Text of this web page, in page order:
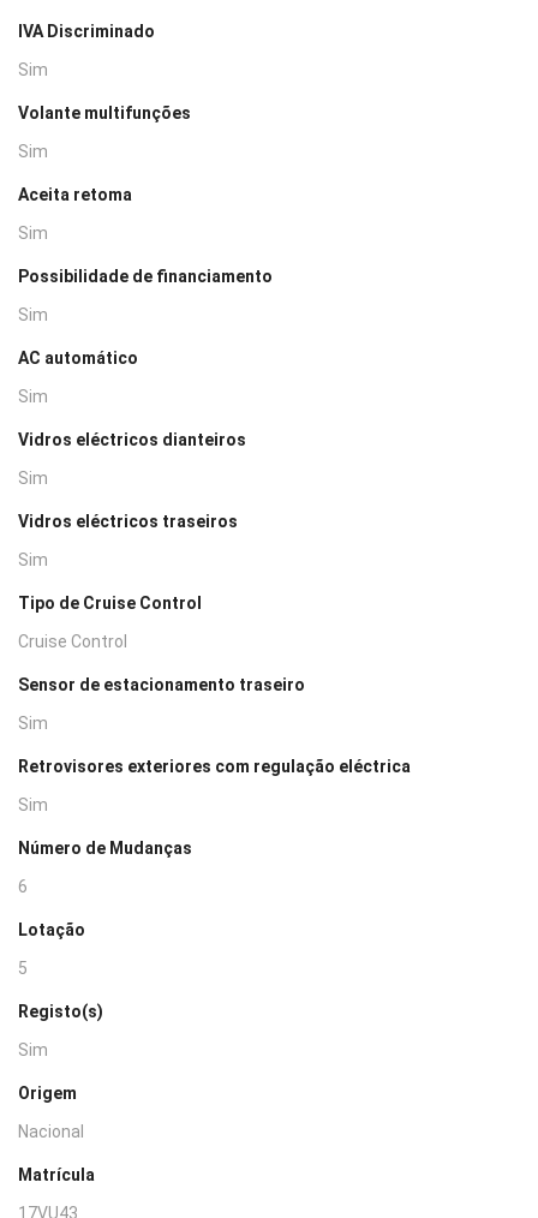
IVA Discriminado
Sim
Volante multifunções
Sim
Aceita retoma
Sim
Possibilidade de financiamento
Sim
AC automático
Sim
Vidros eléctricos dianteiros
Sim
Vidros eléctricos traseiros
Sim
Tipo de Cruise Control
Cruise Control
Sensor de estacionamento traseiro
Sim
Retrovisores exteriores com regulação eléctrica
Sim
Número de Mudanças
6
Lotação
5
Registo(s)
Sim
Origem
Nacional
Matrícula
17VU43